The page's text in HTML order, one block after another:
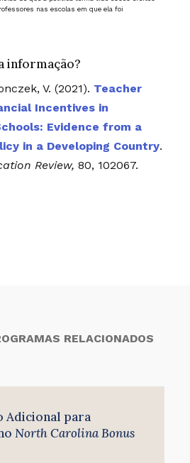
nas escolas em que ela foi
informação?
V. (2021). Teacher
Incentives in
Evidence from a
in a Developing Country.
Review, 80, 102067.
RELACIONADOS
Adicional para
North Carolina Bonus